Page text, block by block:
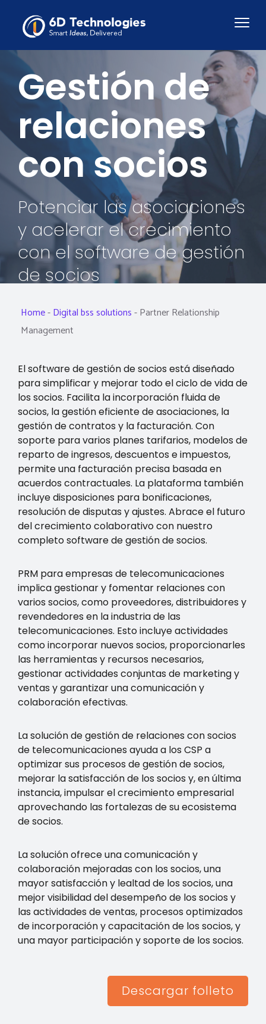
Gestión de
relaciones
con socios
Potenciar las asociaciones
y acelerar el crecimiento
con el software de gestión
de socios
Home-Digital bss solutions-Partner Relationship
Management
El software de gestión de socios está diseñado
para simplificar y mejorar todo el ciclo de vida de
los socios. Facilita la incorporación fluida de
socios, la gestión eficiente de asociaciones, la
gestión de contratos y la facturación. Con
soporte para varios planes tarifarios, modelos de
reparto de ingresos, descuentos e impuestos,
permite una facturación precisa basada en
acuerdos contractuales. La plataforma también
incluye disposiciones para bonificaciones,
resolución de disputas y ajustes. Abrace el futuro
del crecimiento colaborativo con nuestro
completo software de gestión de socios.
PRM para empresas de telecomunicaciones
implica gestionar y fomentar relaciones con
varios socios, como proveedores, distribuidores y
revendedores en la industria de las
telecomunicaciones. Esto incluye actividades
como incorporar nuevos socios, proporcionarles
las herramientas y recursos necesarios,
gestionar actividades conjuntas de marketing y
ventas y garantizar una comunicación y
colaboración efectivas.
La solución de gestión de relaciones con socios
de telecomunicaciones ayuda a los CSP a
optimizar sus procesos de gestión de socios,
mejorar la satisfacción de los socios y, en última
instancia, impulsar el crecimiento empresarial
aprovechando las fortalezas de su ecosistema
de socios.
La solución ofrece una comunicación y
colaboración mejoradas con los socios, una
mayor satisfacción y lealtad de los socios, una
mejor visibilidad del desempeño de los socios y
las actividades de ventas, procesos optimizados
de incorporación y capacitación de los socios, y
una mayor participación y soporte de los socios.
Descargar folleto